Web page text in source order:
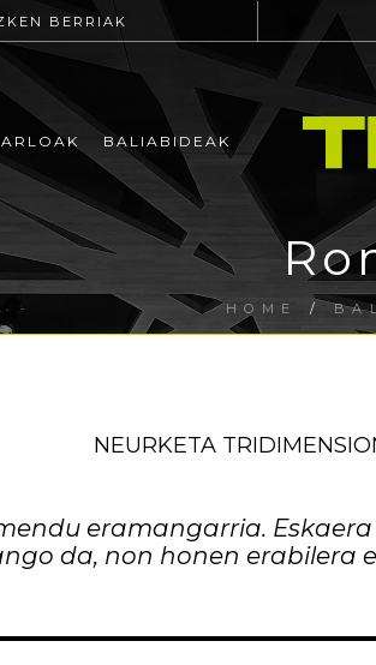
BERRIAK
ARLOAK BALIABIDEAK
HOME /
NEURKETA
eramangarria.
da, non honen erabilera